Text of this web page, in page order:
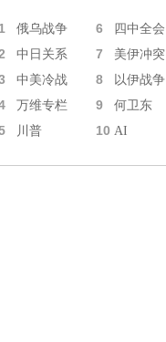
1 俄乌战争 6 四中全会
中日关系 7 美伊冲突
中美冷战 8 以伊战争
万维专栏 9 何卫东
川普 10 AI